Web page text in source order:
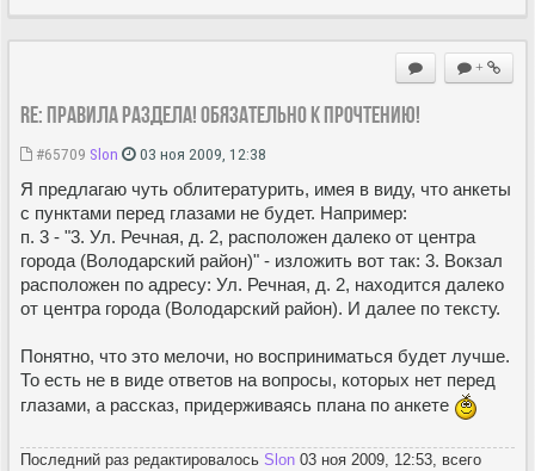
+
Re: Правила раздела! Обязательно к прочтению!
#65709 Slon 03 ноя 2009, 12:38
Я предлагаю чуть облитературить, имея в виду, что анкеты
с пунктами перед глазами не будет. Например:
п. 3 - "3. Ул. Речная, д. 2, расположен далеко от центра
города (Володарский район)" - изложить вот так: 3. Вокзал
расположен по адресу: Ул. Речная, д. 2, находится далеко
от центра города (Володарский район). И далее по тексту.
Понятно, что это мелочи, но восприниматься будет лучше.
То есть не в виде ответов на вопросы, которых нет перед
глазами, а рассказ, придерживаясь плана по анкете
Последний раз редактировалось Slon 03 ноя 2009, 12:53, всего